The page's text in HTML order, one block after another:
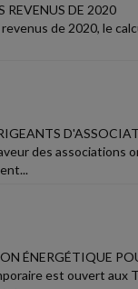
REVENUS DE 2020
de 2020, le
des associations
ÉNERGÉTIQUE
est ouvert aux